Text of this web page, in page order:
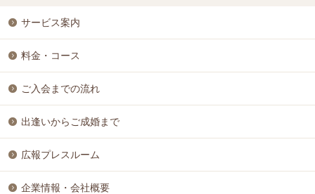
サービス案内
料金・コース
ご入会までの流れ
出逢いからご成婚まで
広報プレスルーム
企業情報・会社概要